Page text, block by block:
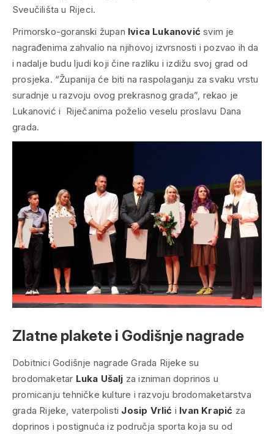
Sveučilišta u Rijeci.
Primorsko-goranski župan Ivica Lukanović svim je
nagrađenima zahvalio na njihovoj izvrsnosti i pozvao ih da
i nadalje budu ljudi koji čine razliku i izdižu svoj grad od
prosjeka. “Županija će biti na raspolaganju za svaku vrstu
suradnje u razvoju ovog prekrasnog grada”, rekao je
Lukanović i Riječanima poželio veselu proslavu Dana
grada.
Zlatne plakete i Godišnje nagrade
Dobitnici Godišnje nagrade Grada Rijeke su
brodomaketar Luka Ušalj za izniman doprinos u
promicanju tehničke kulture i razvoju brodomaketarstva
grada Rijeke, vaterpolisti Josip Vrlić i Ivan Krapić za
doprinos i postignuća iz područja sporta koja su od